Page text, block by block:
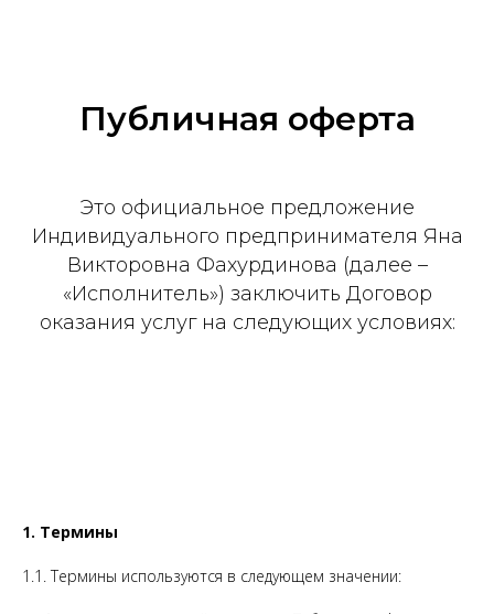
Публичная оферта
Это официальное предложение
Индивидуального предпринимателя Яна
Викторовна Фахурдинова (далее –
«Исполнитель») заключить Договор
оказания услуг на следующих условиях:
1. Термины
1.1. Термины используются в следующем значении: